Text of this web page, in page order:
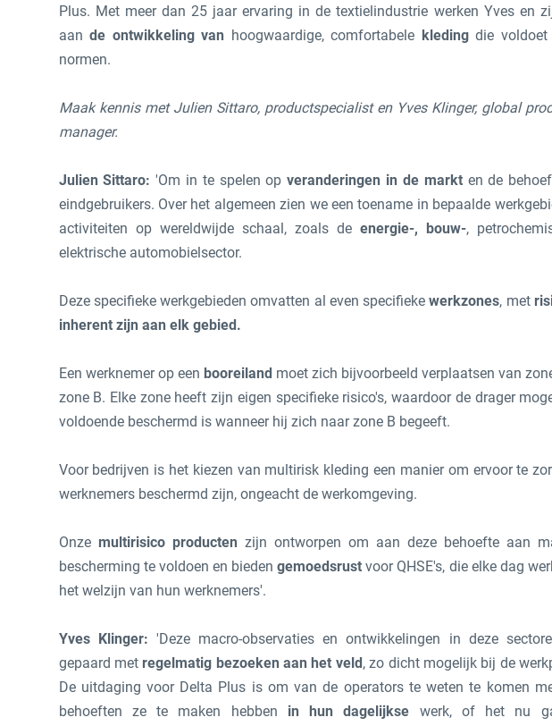
Plus. Met meer dan 25 jaar ervaring in de textielindustrie werken Yves en
aande ontwikkeling van hoogwaardige, comfortabele kledingdie voldoet
normen.
Maak kennis met Julien Sittaro, productspecialist en Yves Klinger, global
manager.
Julien Sittaro: 'Om in te spelen opveranderingen in de markten de
eindgebruikers. Over het algemeen zien we een toename in bepaalde
activiteiten op wereldwijde schaal, zoals de energie-, bouw-,
elektrische automobielsector.
Deze specifieke werkgebieden omvatten al even specifiekewerkzones, met
inherent zijn aan elk gebied.
Een werknemer op een booreilandmoet zich bijvoorbeeld verplaatsen van
zone B. Elke zone heeft zijn eigen specifieke risico's, waardoor de drager
voldoende beschermd is wanneer hij zich naar zone B begeeft.
Voor bedrijven is het kiezen van multirisk kleding een manier om ervoor te
werknemers beschermd zijn, ongeacht de werkomgeving.
Onze multirisico producten zijn ontworpen om aan deze behoefte aan
bescherming te voldoen en biedengemoedsrust voor QHSE's, die elke dag
het welzijn van hun werknemers'.
Yves Klinger: 'Deze macro-observaties en ontwikkelingen in deze
gepaard met regelmatig bezoeken aan het veld, zo dicht mogelijk bij de
De uitdaging voor Delta Plus is om van de operators te weten te komen
behoeften ze te maken hebben in hun dagelijkse werk, of het nu